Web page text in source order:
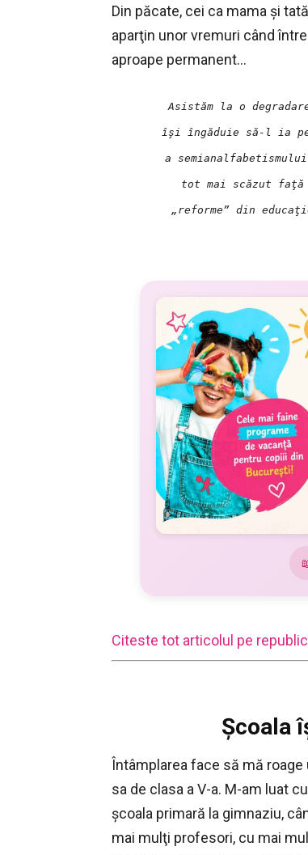
Din păcate, cei ca mama şi
aparţin unor vremuri când
aproape permanent…
Asistăm la o
îşi îngăduie să-l ia
a
tot mai scăzut faţă
„reforme” din
Citeste tot articolul pe
Şcoala
Întâmplarea face să mă
sa de clasa a V-a. M-am luat
şcoala primară la gimnaziu,
mai mulţi profesori, cu mai